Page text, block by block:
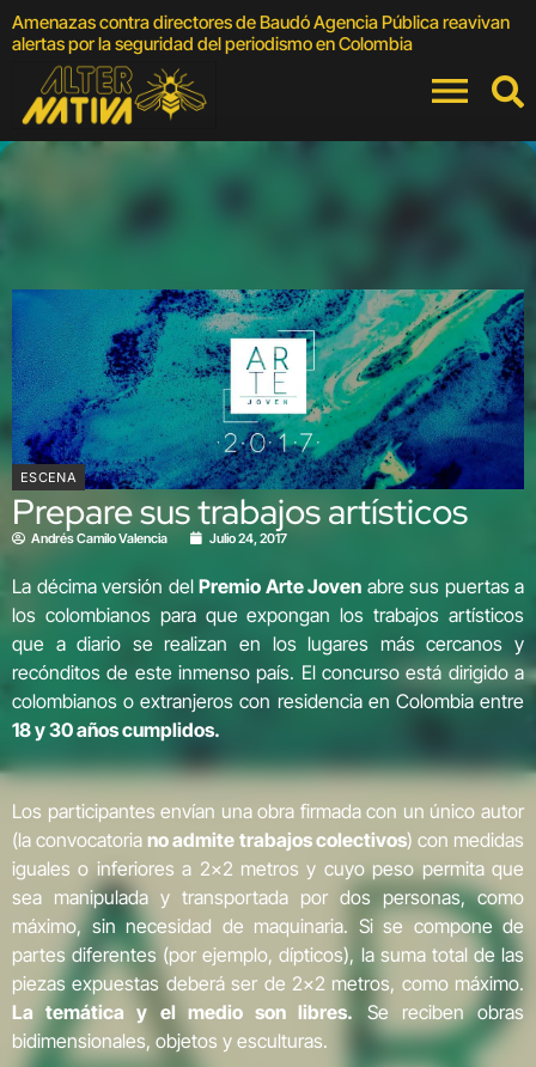
Amenazas contra directores de Baudó Agencia Pública reavivan
alertas por la seguridad del periodismo en Colombia
ESCENA
Prepare sus trabajos artísticos
Andrés Camilo Valencia Julio 24, 2017
La décima versión del Premio Arte Joven abre sus puertas a
los colombianos para que expongan los trabajos artísticos
que a diario se realizan en los lugares más cercanos y
recónditos de este inmenso país. El concurso está dirigido a
colombianos o extranjeros con residencia en Colombia entre
18 y 30 años cumplidos.
Los participantes envían una obra firmada con un único autor
(la convocatoriano admite trabajos colectivos) con medidas
iguales o inferiores a 2×2 metros y cuyo peso permita que
sea manipulada y transportada por dos personas, como
máximo, sin necesidad de maquinaria. Si se compone de
partes diferentes (por ejemplo, dípticos), la suma total de las
piezas expuestas deberá ser de 2×2 metros, como máximo.
La temática y el medio son libres. Se reciben obras
bidimensionales, objetos y esculturas.